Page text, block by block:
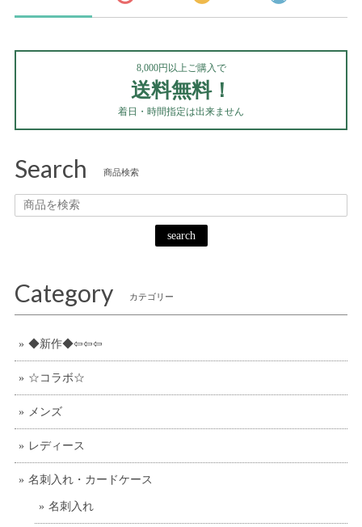
8,000円以上ご購入で
送料無料！
着日・時間指定は出来ません
Search 商品検索
search
Category カテゴリー
◆新作◆⇦⇦⇦
☆コラボ☆
メンズ
レディース
名刺入れ・カードケース
名刺入れ